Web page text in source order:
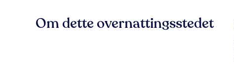
Om dette overnattingsstedet